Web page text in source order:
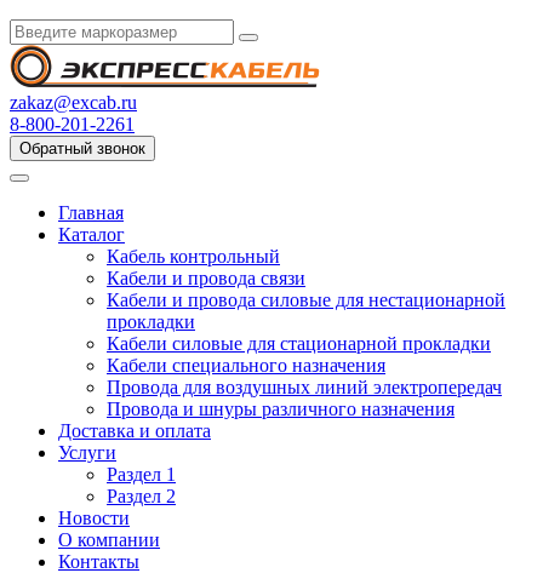
zakaz@excab.ru
8-800-201-2261
Обратный звонок
Главная
Каталог
Кабель контрольный
Кабели и провода связи
Кабели и провода силовые для нестационарной
прокладки
Кабели силовые для стационарной прокладки
Кабели специального назначения
Провода для воздушных линий электропередач
Провода и шнуры различного назначения
Доставка и оплата
Услуги
Раздел 1
Раздел 2
Новости
О компании
Контакты